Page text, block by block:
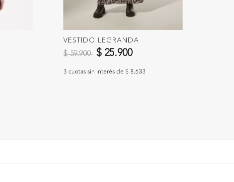
VESTIDO LEGRANDA
Precio reducido de
$ 59.900 a$ 25.900
3 cuotas sin interés de $ 8.633